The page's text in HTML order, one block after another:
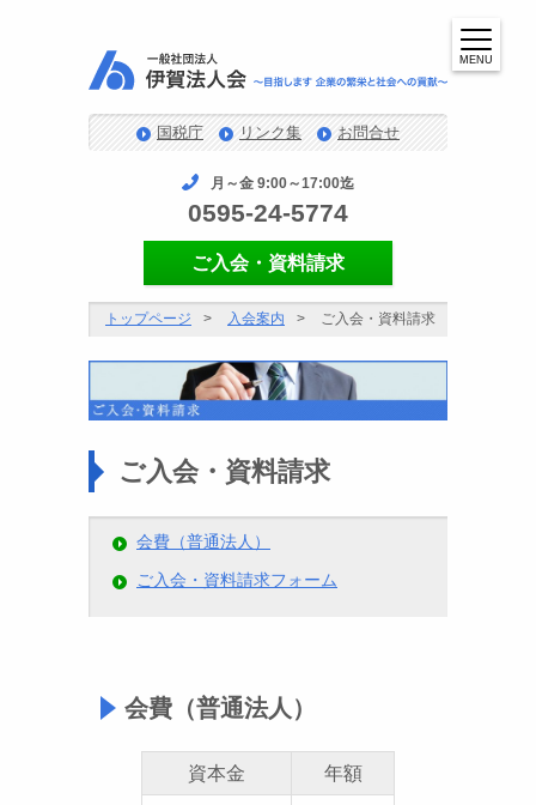
国税庁 リンク集 お問合せ
月～金 9:00～17:00迄
0595-24-5774
ご入会・資料請求
MENU
トップページ 入会案内 ご入会・資料請求
ご入会・資料請求
会費（普通法人）
ご入会・資料請求フォーム
会費（普通法人）
資本金 年額